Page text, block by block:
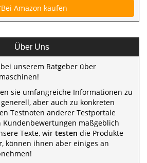
Amazon kaufen
Über Uns
bei unserem Ratgeber über
sie umfangreiche Informationen zu
aber auch zu konkreten
Testnoten anderer Testportale
Kundenbewertungen maßgeblich
Texte, wir testen die Produkte
, können ihnen aber einiges an